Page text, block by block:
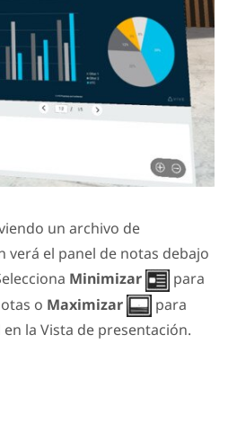
un archivo de
verá el panel de notas debajo
Minimizar
para
o Maximizar
para
la Vista de presentación.